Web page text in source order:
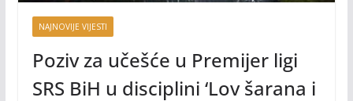
NAJNOVIJE VIJESTI
Poziv za učešće u Premijer ligi
SRS BiH u disciplini ‘Lov šarana i